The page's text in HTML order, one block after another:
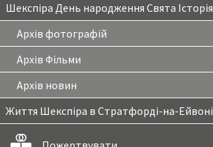
Шекспіра День народження Свята Історія
Архів фотографій
Архів Фільми
Архів новин
Життя Шекспіра в Стратфорді-на-Ейвоні